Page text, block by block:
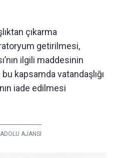
çıkarma
getirilmesi,
ilgili maddesinin
kapsamda vatandaşlığı
iade edilmesi
AJANSI